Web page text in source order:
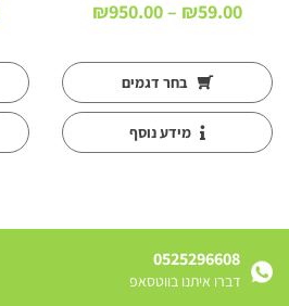
⁦₪100.00⁩
₪59.00
–
₪950.00
בחר דגמים
מידע נוסף
0525296608
דברו איתנו בווטסאפ